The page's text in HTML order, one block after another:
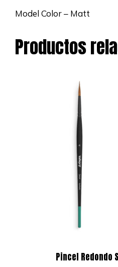
Model Color – Matt
Productos
Pincel Redondo